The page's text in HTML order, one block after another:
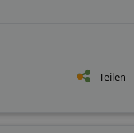
Teilen